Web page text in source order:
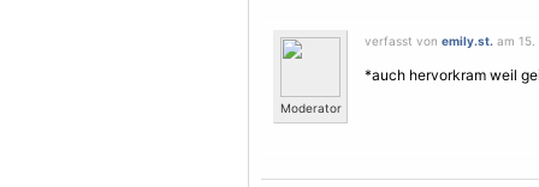
Moderator
verfasst von emily.st. am 15.
*auch hervorkram weil